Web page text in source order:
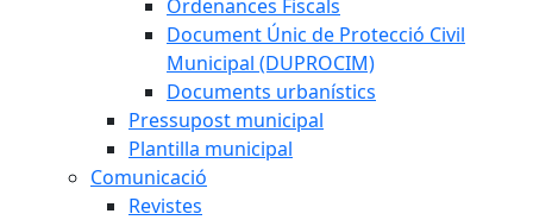
Ordenances Fiscals
Document Únic de Protecció Civil
Municipal (DUPROCIM)
Documents urbanístics
Pressupost municipal
Plantilla municipal
Comunicació
Revistes